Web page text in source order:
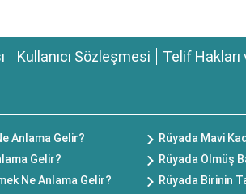
Kullanıcı Sözleşmesi Telif Hakları
Anlama Gelir?
Rüyada Mavi
Gelir?
Rüyada Ölmüş
Ne Anlama Gelir?
Rüyada Birinin